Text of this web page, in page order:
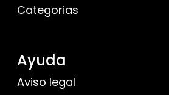
Categorias
Ayuda
Aviso legal